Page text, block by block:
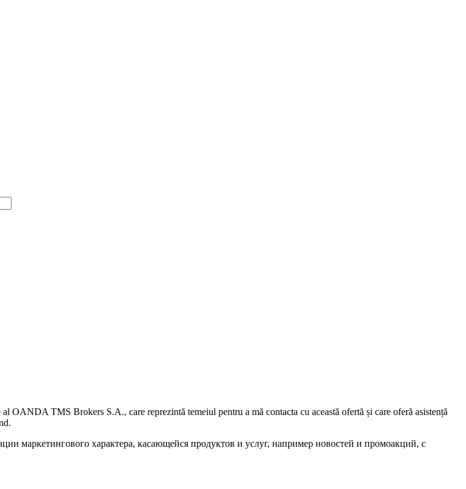
OANDA TMS Brokers S.A., care reprezintă temeiul pentru a mă contacta cu această ofertă și care oferă asistență
маркетингового характера, касающейся продуктов и услуг, например новостей и промоакций, с